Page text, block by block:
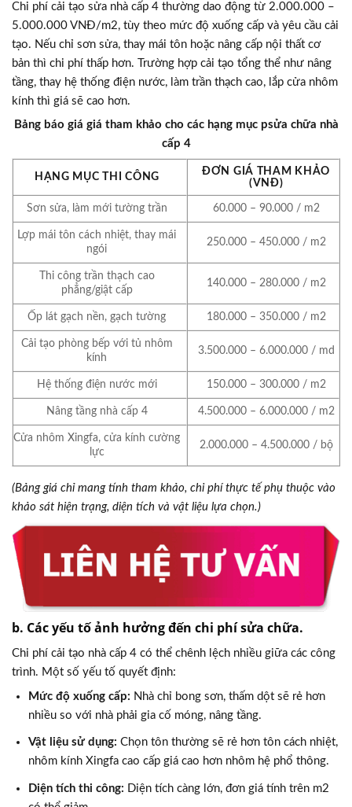
Chi phí cải tạo sửa nhà cấp 4 thường dao động từ 2.000.000 –
5.000.000 VNĐ/m2, tùy theo mức độ xuống cấp và yêu cầu cải
tạo. Nếu chỉ sơn sửa, thay mái tôn hoặc nâng cấp nội thất cơ
bản thì chi phí thấp hơn. Trường hợp cải tạo tổng thể như nâng
tầng, thay hệ thống điện nước, làm trần thạch cao, lắp cửa nhôm
kính thì giá sẽ cao hơn.
Bảng báo giá giá tham khảo cho các hạng mục psửa chữa nhà
cấp 4
HẠNG MỤC THI CÔNG
ĐƠN GIÁ THAM KHẢO
(VNĐ)
Sơn sửa, làm mới tường trần 60.000 – 90.000 / m2
Lợp mái tôn cách nhiệt, thay mái
ngói
250.000 – 450.000 / m2
Thi công trần thạch cao
phẳng/giật cấp
140.000 – 280.000 / m2
Ốp lát gạch nền, gạch tường 180.000 – 350.000 / m2
Cải tạo phòng bếp với tủ nhôm
kính
3.500.000 – 6.000.000 / md
Hệ thống điện nước mới 150.000 – 300.000 / m2
Nâng tầng nhà cấp 4 4.500.000 – 6.000.000 / m2
Cửa nhôm Xingfa, cửa kính cường
lực
2.000.000 – 4.500.000 / bộ
(Bảng giá chỉ mang tính tham khảo, chi phí thực tế phụ thuộc vào
khảo sát hiện trạng, diện tích và vật liệu lựa chọn.)
b. Các yếu tố ảnh hưởng đến chi phí sửa chữa.
Chi phí cải tạo nhà cấp 4 có thể chênh lệch nhiều giữa các công
trình. Một số yếu tố quyết định:
Mức độ xuống cấp: Nhà chỉ bong sơn, thấm dột sẽ rẻ hơn
nhiều so với nhà phải gia cố móng, nâng tầng.
Vật liệu sử dụng: Chọn tôn thường sẽ rẻ hơn tôn cách nhiệt,
nhôm kính Xingfa cao cấp giá cao hơn nhôm hệ phổ thông.
Diện tích thi công:
Diện tích càng lớn, đơn giá tính trên m2